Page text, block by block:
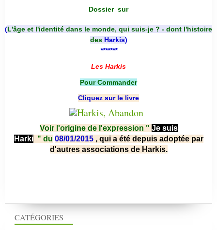
CATÉGORIES
Dossier sur
(L'âge et l'identité dans le monde, qui suis-je ? - dont l'histoire
des Harkis)
*******
Les Harkis
Pour Commander
Cliquez sur le livre
Voir l'origine de l'expression " Je suis
Harki " du 08/01/2015 , qui a été depuis adoptée par
d'autres associations de Harkis.